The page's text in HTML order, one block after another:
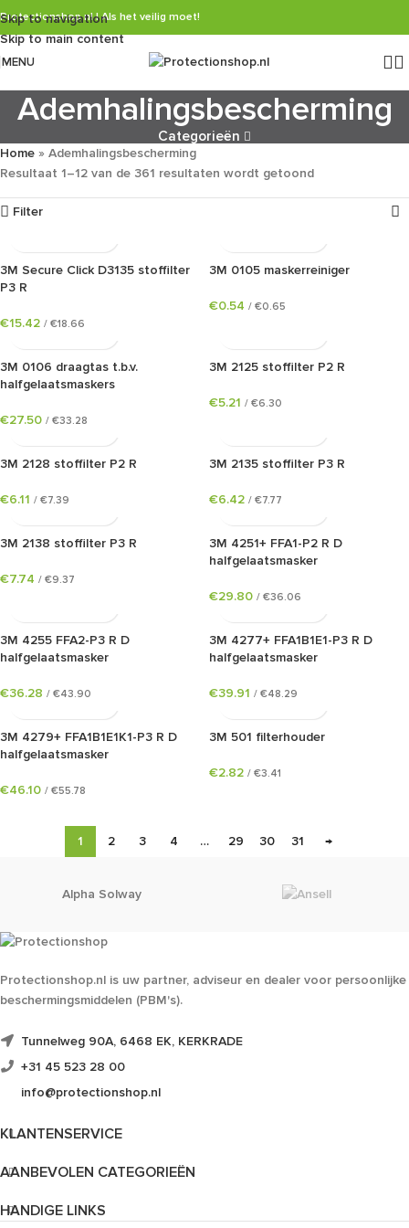
Skip to navigation
Skip to main content
Protectionshop.nl | Als het veilig moet!
MENU
Ademhalingsbescherming
Categorieën
Home » Ademhalingsbescherming
Resultaat 1–12 van de 361 resultaten wordt getoond
Filter
3M Secure Click D3135 stoffilter
P3 R
€15.42 / €18.66
3M 0105 maskerreiniger
€0.54 / €0.65
3M 0106 draagtas t.b.v.
halfgelaatsmaskers
€27.50 / €33.28
3M 2125 stoffilter P2 R
€5.21 / €6.30
3M 2128 stoffilter P2 R
€6.11 / €7.39
3M 2135 stoffilter P3 R
€6.42 / €7.77
3M 2138 stoffilter P3 R
€7.74 / €9.37
3M 4251+ FFA1-P2 R D
halfgelaatsmasker
€29.80 / €36.06
3M 4255 FFA2-P3 R D
halfgelaatsmasker
€36.28 / €43.90
3M 4277+ FFA1B1E1-P3 R D
halfgelaatsmasker
€39.91 / €48.29
3M 4279+ FFA1B1E1K1-P3 R D
halfgelaatsmasker
€46.10 / €55.78
3M 501 filterhouder
€2.82 / €3.41
1 2 3 4 … 29 30 31 →
Alpha Solway
Protectionshop.nl is uw partner, adviseur en dealer voor persoonlijke
beschermingsmiddelen (PBM's).
Tunnelweg 90A, 6468 EK, KERKRADE
+31 45 523 28 00
info@protectionshop.nl
KLANTENSERVICE
AANBEVOLEN CATEGORIEËN
HANDIGE LINKS